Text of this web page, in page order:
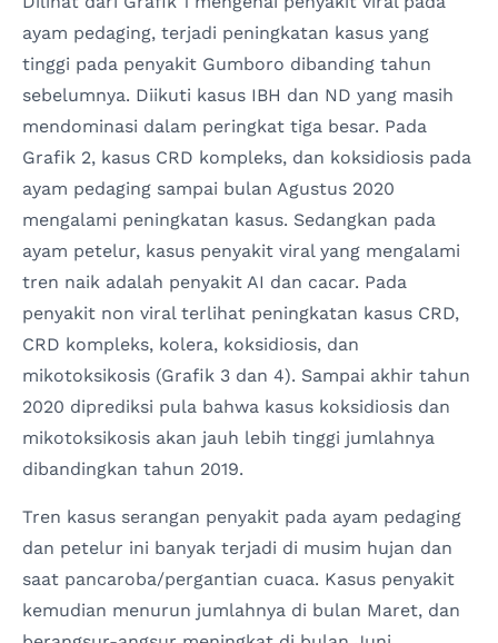
ayam pedaging, terjadi peningkatan kasus yang
tinggi pada penyakit Gumboro dibanding tahun
sebelumnya. Diikuti kasus IBH dan ND yang masih
mendominasi dalam peringkat tiga besar. Pada
Grafik 2, kasus CRD kompleks, dan koksidiosis pada
ayam pedaging sampai bulan Agustus 2020
mengalami peningkatan kasus. Sedangkan pada
ayam petelur, kasus penyakit viral yang mengalami
tren naik adalah penyakit AI dan cacar. Pada
penyakit non viral terlihat peningkatan kasus CRD,
CRD kompleks, kolera, koksidiosis, dan
mikotoksikosis (Grafik 3 dan 4). Sampai akhir tahun
2020 diprediksi pula bahwa kasus koksidiosis dan
mikotoksikosis akan jauh lebih tinggi jumlahnya
dibandingkan tahun 2019.
Tren kasus serangan penyakit pada ayam pedaging
dan petelur ini banyak terjadi di musim hujan dan
saat pancaroba/pergantian cuaca. Kasus penyakit
kemudian menurun jumlahnya di bulan Maret, dan